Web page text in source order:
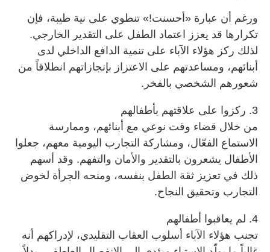
ورغم أن عبارة «أحسنت!» تنطوي على نية طيبة، فإن
تكرارها قد يعزز اعتماد الطفل على التقدير الخارجي.
لذلك ركز هؤلاء الآباء على تنمية الدافع الداخلي لدى
أبنائهم، ومساعدتهم على الاعتزاز بإنجازاتهم انطلاقاً من
شعورهم الشخصي بالفخر.
3. ركزوا على علاقتهم بأطفالهم
من خلال قضاء وقت نوعي مع أبنائهم، وممارسة
الاستماع الفعّال، ومشاركة التجارب اليومية معهم، جعلوا
الأطفال يشعرون بالتقدير والأمان والتفهم. وقد أسهم
ذلك في تعزيز ثقة الطفل بنفسه، ومنحه الجرأة لخوض
التجارب وتحقيق النجاح.
4. لم يعاقبوا أطفالهم
تجنب هؤلاء الآباء أسلوب العقاب التقليدي، لإدراكهم أنه